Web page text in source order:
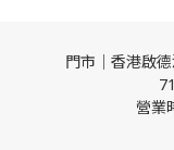
門市｜香港啟
營業